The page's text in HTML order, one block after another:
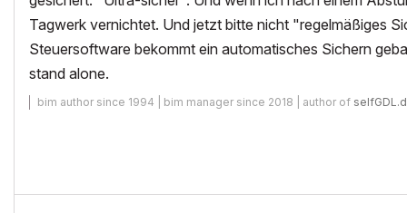
Tagwerk vernichtet. Und jetzt bitte nicht "regelmäßiges
Steuersoftware bekommt ein automatisches Sichern
stand alone.
bim author since 1994 | bim manager since 2018 | author of